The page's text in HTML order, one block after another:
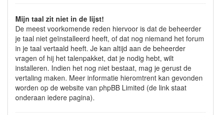
Mijn taal zit niet in de lijst!
De meest voorkomende reden hiervoor is dat de beheerder
je taal niet geïnstalleerd heeft, of dat nog niemand het forum
in je taal vertaald heeft. Je kan altijd aan de beheerder
vragen of hij het talenpakket, dat je nodig hebt, wilt
installeren. Indien het nog niet bestaat, mag je gerust de
vertaling maken. Meer informatie hieromtrent kan gevonden
worden op de website van phpBB Limited (de link staat
onderaan iedere pagina).